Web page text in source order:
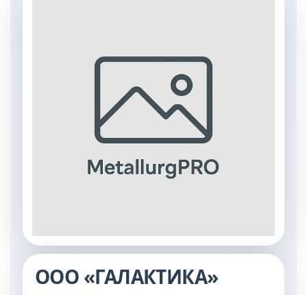
Контакты
ООО «ГАЛАКТИКА»